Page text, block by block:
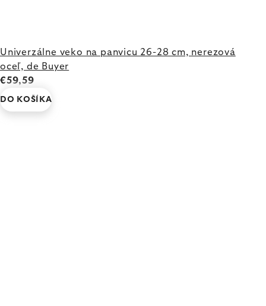
Univerzálne veko na panvicu 26-28 cm, nerezová
oceľ, de Buyer
€59,59
DO KOŠÍKA